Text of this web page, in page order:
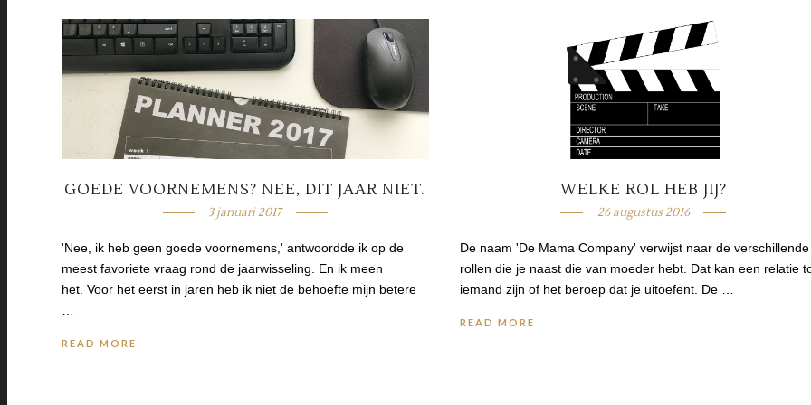
GOEDE VOORNEMENS? NEE, DIT JAAR NIET.
3 januari 2017
'Nee, ik heb geen goede voornemens,' antwoordde ik op de
meest favoriete vraag rond de jaarwisseling. En ik meen
het. Voor het eerst in jaren heb ik niet de behoefte mijn betere
READ MORE
WELKE ROL HEB JIJ?
26 augustus 2016
De naam 'De Mama Company' verwijst naar de verschillende
rollen die je naast die van moeder hebt. Dat kan een relatie
iemand zijn of het beroep dat je uitoefent. De …
READ MORE